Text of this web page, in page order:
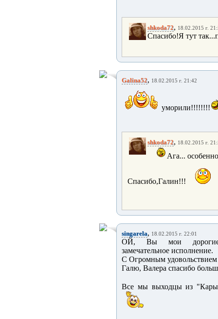
shkoda72, 18.02.2015 г.
Спасибо!Я тут
Galina52, 18.02.2015 г. 21:42
уморили!!!!!!!!
shkoda72, 18.02.2015 г.
Ага...
Спасибо,Галин!!!
singarela, 18.02.2015 г. 22:01
ОЙ, Вы мои
замечательное исполнение.
С Огромным
Галю, Валера спасибо
Все мы выходцы из